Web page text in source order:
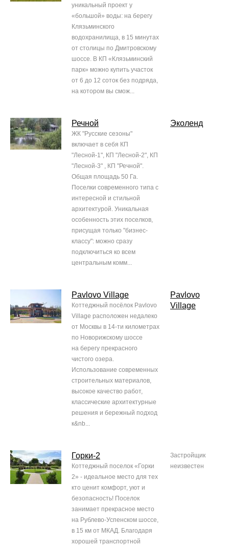
уникальный проект у
«большой» воды: на берегу
Клязьминского
водохранилища, в 15 минутах
от столицы по Дмитровскому
шоссе. В КП «Клязьминский
парк» можно купить участок
от 6 до 12 соток без подряда,
на котором вы смож...
Речной
ЖК "Русские сезоны"
включает в себя КП
"Лесной-1", КП "Лесной-2", КП
"Лесной-3" , КП "Речной".
Общая площадь 50 Га.
Поселки современного типа с
интересной и стильной
архитектурой. Уникальная
особенность этих поселков,
присущая только "бизнес-
классу": можно сразу
подключиться ко всем
центральным комм...
Эколенд
Pavlovo Village
Коттеджный посёлок Pavlovo
Village расположен недалеко
от Москвы в 14-ти километрах
по Новорижскому шоссе
на берегу прекрасного
чистого озера.
Использование современных
строительных материалов,
высокое качество работ,
классические архитектурные
решения и бережный подход
к&nb...
Pavlovo
Village
Горки-2
Коттеджный поселок «Горки
2» - идеальное место для тех
кто ценит комфорт, уют и
безопасность! Поселок
занимает прекрасное место
на Рублево-Успенском шоссе,
в 15 км от МКАД. Благодаря
хорошей транспортной
Застройщик
неизвестен